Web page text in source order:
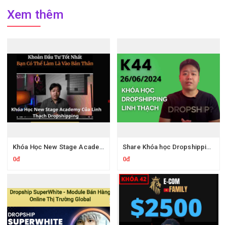
Xem thêm
Khóa Học New Stage Academy Của Linh Thạch Dropshipping
0đ
Share Khóa học Dropshipping Linh Thạch K44 Mới Nhất 2024
0đ